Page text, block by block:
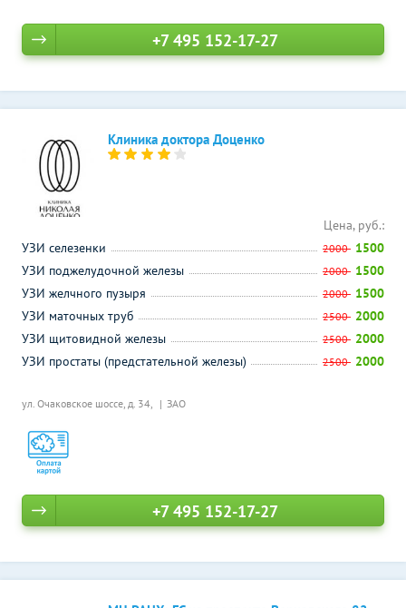
+7 495 152-17-27
Клиника доктора Доценко
ул. Очаковское шоссе, д. 34, ЗАО
Цена, руб.:
УЗИ селезенки
2000 1500
УЗИ поджелудочной железы
2000 1500
УЗИ желчного пузыря
2000 1500
УЗИ маточных труб
2500 2000
УЗИ щитовидной железы
2500 2000
УЗИ простаты (предстательной железы)
2500 2000
+7 495 152-17-27